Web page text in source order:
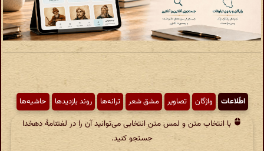
اطّلاعات واژگان تصاویر مشق شعر ترانه‌ها روند بازدیدها حاشیه‌ها
با انتخاب متن و لمس متن انتخابی می‌توانید آن را در لغتنامهٔ دهخدا
جستجو کنید.